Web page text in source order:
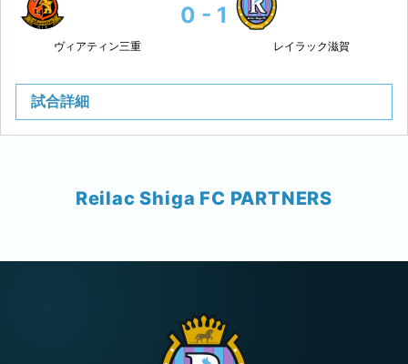
ヴィアティン三重
0 - 1
レイラック滋賀
試合詳細
Reilac Shiga FC PARTNERS